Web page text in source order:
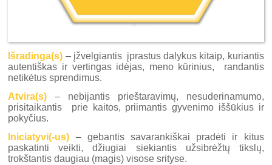
Išradinga(s) – įžvelgiantis įprastus dalykus kitaip, kuriantis
autentiškas ir vertingas idėjas, meno kūrinius, randantis
netikėtus sprendimus.
Atvira(s) – nebijantis prieštaravimų, nesuderinamumo,
prisitaikantis prie kaitos, priimantis gyvenimo iššūkius ir
pokyčius.
Iniciatyvi(-us) – gebantis savarankiškai pradėti ir kitus
paskatinti veikti, džiugiai siekiantis užsibrėžtų tikslų,
trokštantis daugiau (magis) visose srityse.